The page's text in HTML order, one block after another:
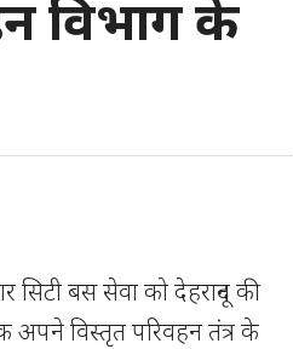
विभाग के
सिटी बस सेवा को देहरादून की
विस्तृत परिवहन तंत्र के